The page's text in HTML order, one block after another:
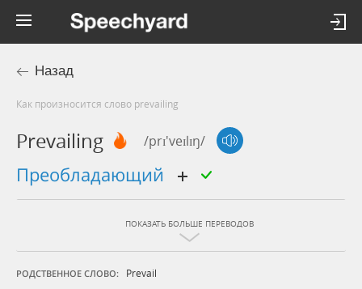
Назад
Как произносится слово prevailing
Prevailing /prɪ'veɪlɪŋ/
преобладающий
ПОКАЗАТЬ БОЛЬШЕ ПЕРЕВОДОВ
РОДСТВЕННОЕ СЛОВО: Prevail